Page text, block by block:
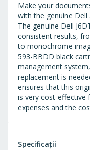
Make your
with the genuine
The genuine Dell
consistent results,
to monochrome
593-BBDD black
management
replacement is
ensures that this
is very cost-effective
expenses and the
Specificații